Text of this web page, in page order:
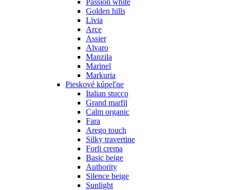
Golden hills
Livia
Arce
Assier
Alvaro
Manzila
Marinel
Markuria
Pieskové kúpeľne
Italian stucco
Grand marfil
Calm organic
Fara
Arego touch
Silky travertine
Forli crema
Basic beige
Authority
Silence beige
Sunlight